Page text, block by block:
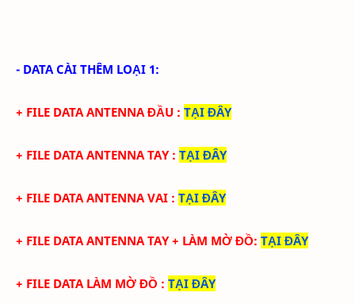
- DATA CÀI THÊM LOẠI 1:
+ FILE DATA ANTENNA ĐẦU : TẠI ĐÂY
+ FILE DATA ANTENNA TAY : TẠI ĐÂY
+ FILE DATA ANTENNA VAI : TẠI ĐÂY
+ FILE DATA ANTENNA TAY+ LÀM MỜ ĐỒ: TẠI ĐÂY
+ FILE DATA LÀM MỜ ĐỒ : TẠI ĐÂY